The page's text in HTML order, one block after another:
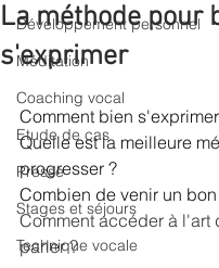
Développement personnel
Méditation
Coaching vocal
Etude de cas
Presse
Stages et séjours
Technique vocale
La méthode pour
s'exprimer
Comment bien
Quelle est la meilleure
progresser ?
Combien de venir un
Comment accéder à l'art
parler ?